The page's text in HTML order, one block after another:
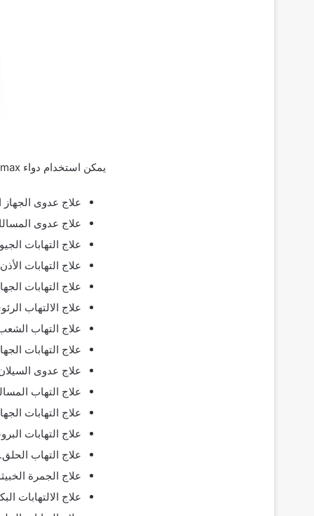
يمكن استخدام دواء Cipromax في الحالات التالية مثل:
علاج عدوى
علاج عدوى
علاج التهابات
علاج التهابات
علاج التهابات
علاج الالتهاب
علاج التهاب الشعب
علاج التهابات
علاج عدوى
علاج التهاب
علاج التهابات
علاج التهابات
علاج التهاب الحلق.
علاج الجمرة
علاج الالتهابات